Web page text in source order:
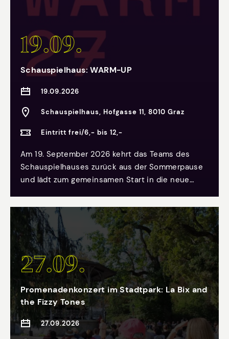
19.09.
Schauspielhaus: WARM-UP
19.09.2026
Schauspielhaus, Hofgasse 11, 8010 Graz
Eintritt frei/6,- bis 12,-
Am 19. September 2026 kehrt das Teams des
Schauspielhauses zurück aus der Sommerpause
und lädt zum gemeinsamen Start in die neue
Einblicke in die Theaterarbeit. Vom Schnürboden
bis auf die Unterbühne, vom Foyer bis zur
Schneiderei im Hinterhaus können wir hinter die
Kulissen schauen und an zahlreichen Stationen
mehr über den neuen Spielplan erfahren.
27.09.
Promenadenkonzert im Stadtpark: La Bix and
the Fizzy Tones
27.09.2026